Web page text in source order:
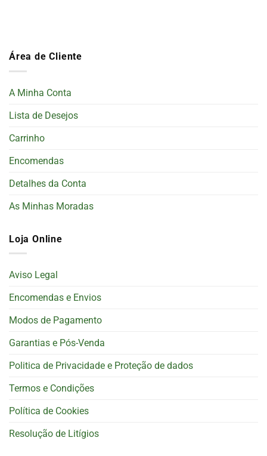
Área de Cliente
A Minha Conta
Lista de Desejos
Carrinho
Encomendas
Detalhes da Conta
As Minhas Moradas
Loja Online
Aviso Legal
Encomendas e Envios
Modos de Pagamento
Garantias e Pós-Venda
Politica de Privacidade e Proteção de dados
Termos e Condições
Política de Cookies
Resolução de Litígios